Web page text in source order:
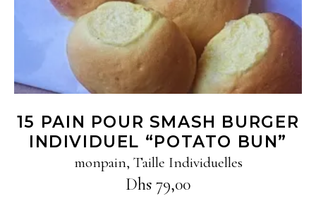
15 PAIN POUR SMASH BURGER
INDIVIDUEL “POTATO BUN”
monpain, Taille Individuelles
Dhs 79,00